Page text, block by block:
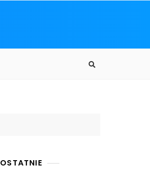
OSTATNIE